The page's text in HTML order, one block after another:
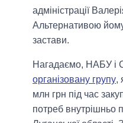
адміністрації
Альтернативою
застави.
Нагадаємо, НАБУ і
організовану групу,
млн грн під час
потреб внутрішньо